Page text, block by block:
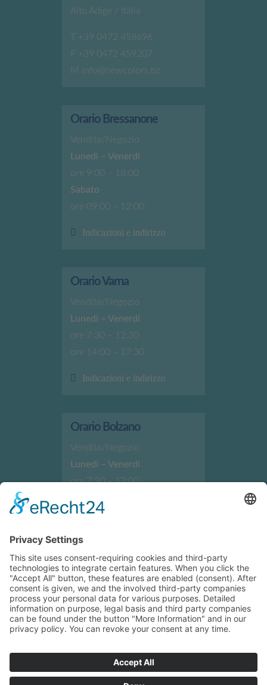
Alto Adige / Italia
T +39 0472 458696
F +39 0472 459207
M info@newcolors.bz
Orario Bressanone
Vendita/Negozio
Lunedi – Venerdi
ore 9:00 – 18:00
Sabato
ore 09:00 – 12:00
Indicazioni e indirizzo
Orario Varna
Vendita/Negozio
Lunedi – Venerdi
ore 7:30 – 12:30
ore 14:00 – 17:30
Indicazioni e indirizzo
Orario Bolzano
Vendita/Negozio
Lunedi – Venerdi
ore 7:30 – 12:00
Orario Brunico
Vendita/Negozio
Lunedi – Venerdi
ore 7:30 – 12:00
Indicazioni e indirizzo